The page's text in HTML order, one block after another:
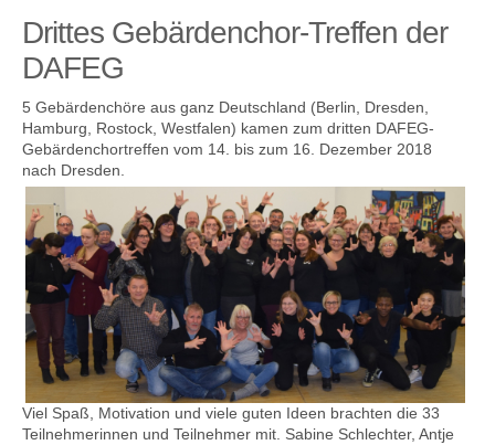
Mitarbeit
Material
Themen
Kontakt
Drittes Gebärdenchor-Treffen der
DAFEG
5 Gebärdenchöre aus ganz Deutschland (Berlin, Dresden,
Hamburg, Rostock, Westfalen) kamen zum dritten DAFEG-
Gebärdenchortreffen vom 14. bis zum 16. Dezember 2018
nach Dresden.
Viel Spaß, Motivation und viele guten Ideen brachten die 33
Teilnehmerinnen und Teilnehmer mit. Sabine Schlechter, Antje